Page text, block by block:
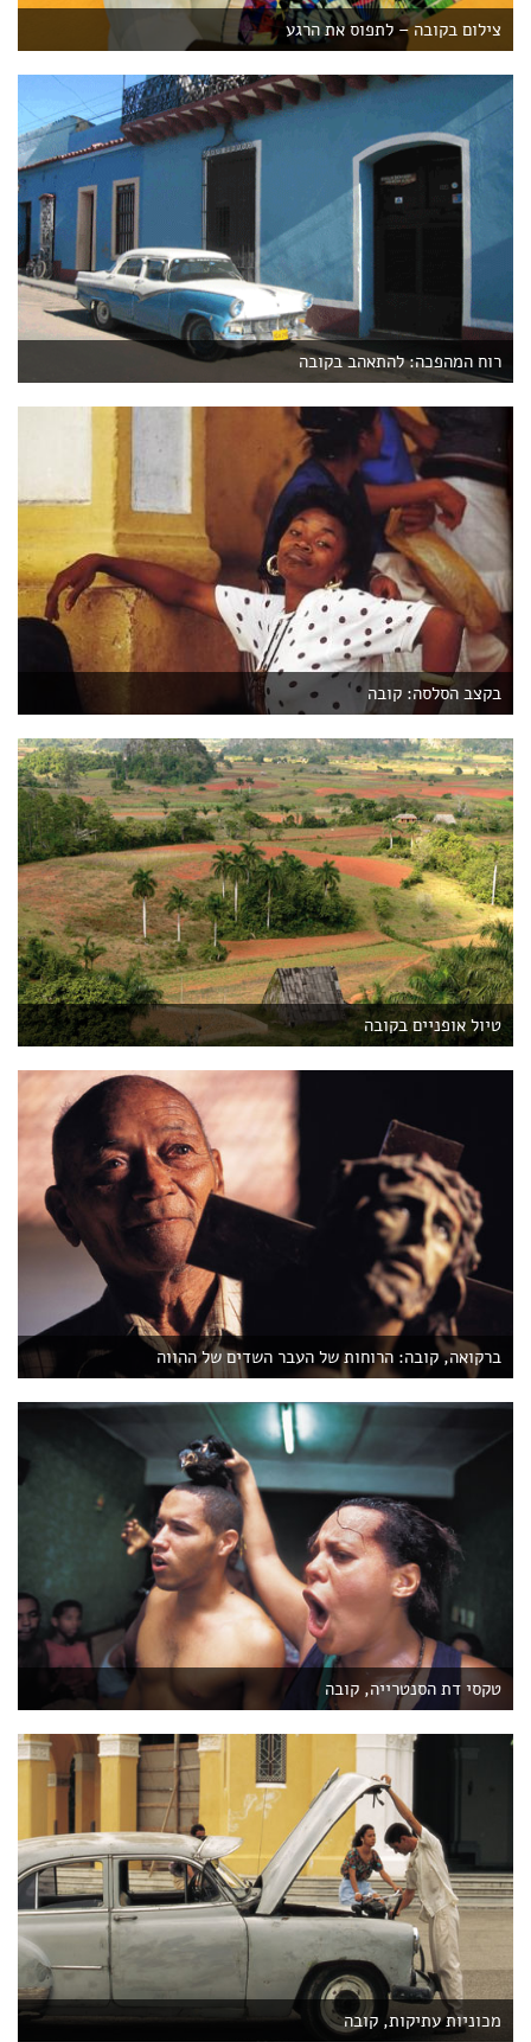
צילום בקובה – לתפוס את הרגע
רוח המהפכה: להתאהב בקובה
בקצב הסלסה: קובה
טיול אופניים בקובה
ברקואה, קובה: הרוחות של העבר השדים של ההווה
טקסי דת הסנטרייה, קובה
מכוניות עתיקות, קובה